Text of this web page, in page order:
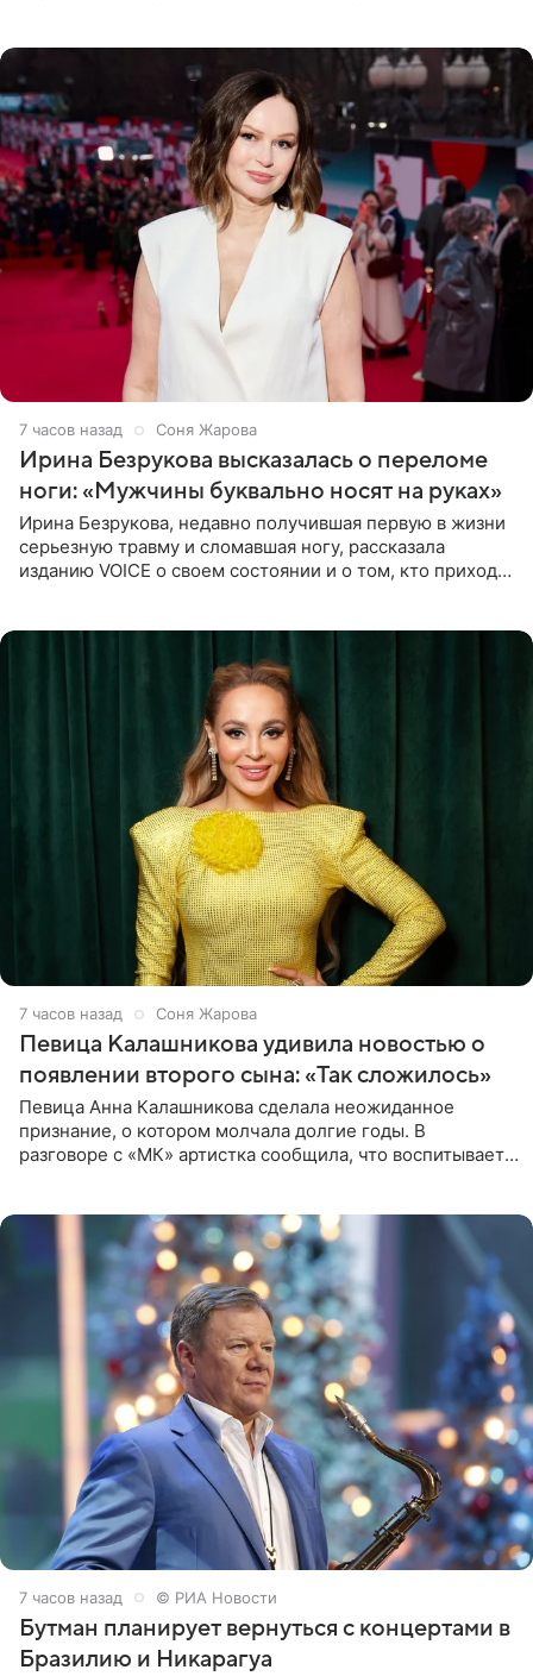
7 часов назад Соня Жарова
Ирина Безрукова высказалась о переломе
ноги: «Мужчины буквально носят на руках»
Ирина Безрукова, недавно получившая первую в жизни
серьезную травму и сломавшая ногу, рассказала
изданию VOICE о своем состоянии и о том, кто приходит
7 часов назад Соня Жарова
Певица Калашникова удивила новостью о
появлении второго сына: «Так сложилось»
Певица Анна Калашникова сделала неожиданное
признание, о котором молчала долгие годы. В
разговоре с «МК» артистка сообщила, что воспитывает
7 часов назад © РИА Новости
Бутман планирует вернуться с концертами в
Бразилию и Никарагуа